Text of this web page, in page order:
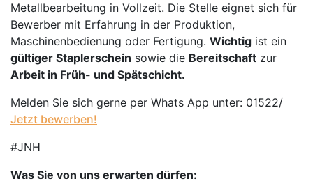
Metallbearbeitung in Vollzeit. Die Stelle eignet sich für
Bewerber mit Erfahrung in der Produktion,
Maschinenbedienung oder Fertigung. Wichtig ist ein
gültiger Staplerschein sowie die Bereitschaft zur
Arbeit in Früh- und Spätschicht.
Melden Sie sich gerne per Whats App unter: 01522/
Jetzt bewerben!
#JNH
Was Sie von uns erwarten dürfen: